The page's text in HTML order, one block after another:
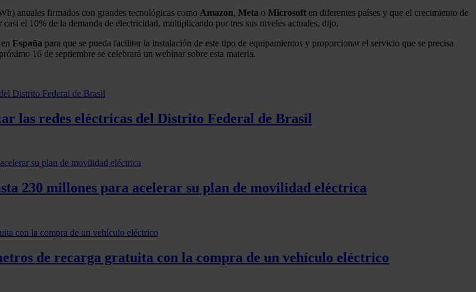
anuales firmados con grandes tecnológicas como Amazon, Meta o Microsoft en diferentes países y que el crecimiento de
el 10% de la demanda de electricidad, multiplicando por tres sus niveles actuales, dijo.
España para que se pueda facilitar la instalación de este tipo de equipamientos y proporcionar el servicio que se precisa
16 de septiembre se celebrará un webinar sobre esta materia.
las redes eléctricas del Distrito Federal de Brasil
230 millones para acelerar su plan de movilidad eléctrica
de recarga gratuita con la compra de un vehículo eléctrico